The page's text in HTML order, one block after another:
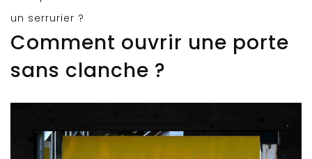
un serrurier ?
Comment ouvrir une porte
sans clanche ?